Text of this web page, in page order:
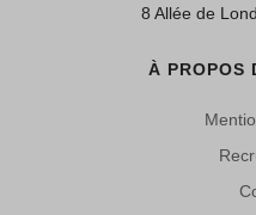
8 Allée de
À PROPOS